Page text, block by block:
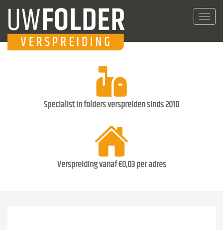
Specialist in folders verspreiden sinds 2010
Verspreiding vanaf €0,03 per adres